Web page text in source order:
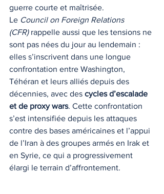
guerre courte et maîtrisée.
Le Council on Foreign Relations
(CFR) rappelle aussi que les tensions ne
sont pas nées du jour au lendemain :
elles s’inscrivent dans une longue
confrontation entre Washington,
Téhéran et leurs alliés depuis des
décennies, avec des cycles d’escalade
et de proxy wars. Cette confrontation
s’est intensifiée depuis les attaques
contre des bases américaines et l’appui
de l’Iran à des groupes armés en Irak et
en Syrie, ce qui a progressivement
élargi le terrain d’affrontement.